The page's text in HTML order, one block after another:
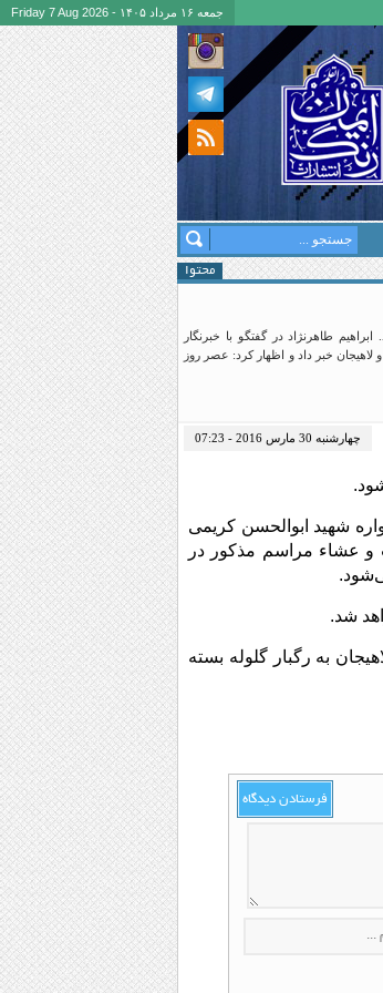
جمعه ۱۶ مرداد ۱۴۰۵ - Friday 7 Aug 2026
محتوا
طاهرنژاد در گفتگو با خبرنگار
خبر داد و اظهار کرد: عصر روز
چهارشنبه 30 مارس 2016 - 07:23
شهید ابوالحسن کریمی
و عشاء مراسم مذکور در
گلشاهی شهر لاهیجان به رگبار گلوله بسته
فرستادن دیدگاه